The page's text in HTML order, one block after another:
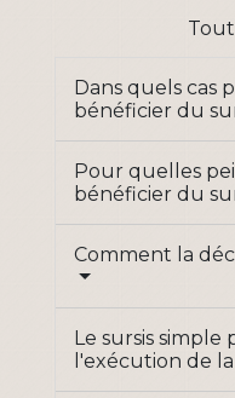
Dans quels cas
bénéficier du
Pour quelles
bénéficier du
Comment la
Le sursis
l'exécution de